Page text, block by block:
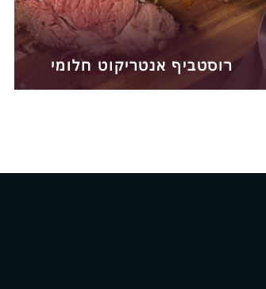
רוסטביף אנטריקוט חלומי